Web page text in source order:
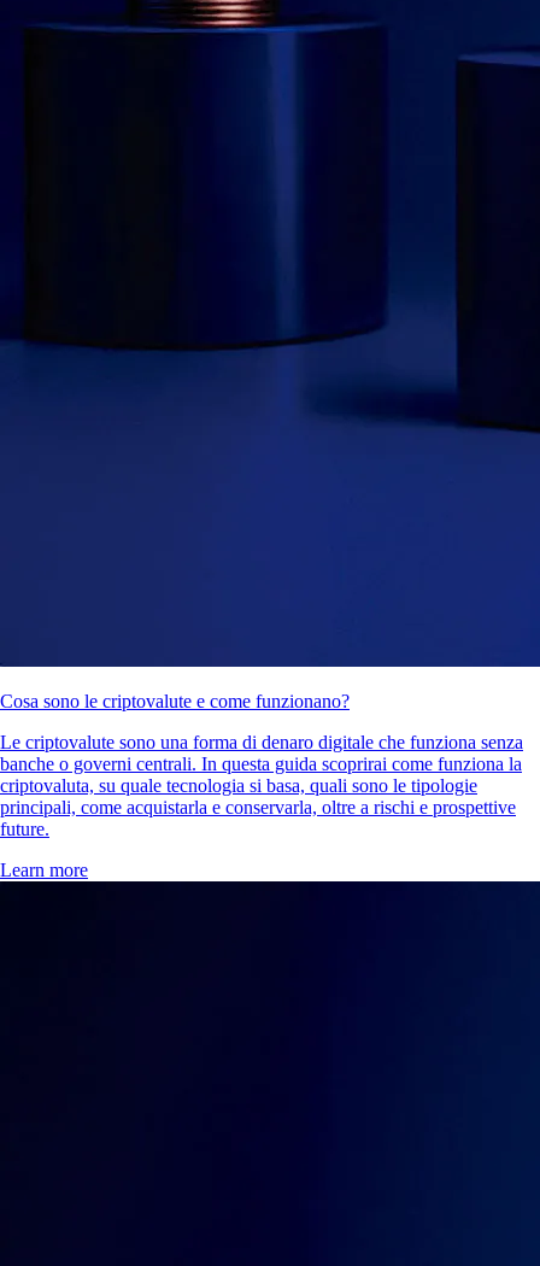
Cosa sono le criptovalute e come funzionano?
Le criptovalute sono una forma di denaro digitale che funziona senza
banche o governi centrali. In questa guida scoprirai come funziona la
criptovaluta, su quale tecnologia si basa, quali sono le tipologie
principali, come acquistarla e conservarla, oltre a rischi e prospettive
future.
Learn more